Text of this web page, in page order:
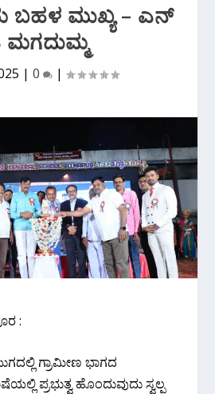
ಬಹಳ ಮುಖ್ಯ – ಎನ್
ಮಗದುಮ್ಮ
| 0 |
:
ಗ್ರಾಮೀಣ ಭಾಗದ
ಪ್ರಭುತ್ವ ಹೊಂದುವುದು ಸ್ವಲ್ಪ